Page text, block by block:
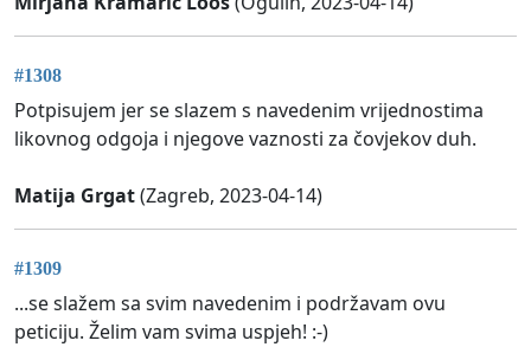
#1308
Potpisujem jer se slazem s navedenim vrijednostima
likovnog odgoja i njegove vaznosti za čovjekov duh.
Matija Grgat(Zagreb, 2023-04-14)
#1309
...se slažem sa svim navedenim i podržavam ovu
peticiju. Želim vam svima uspjeh! :-)